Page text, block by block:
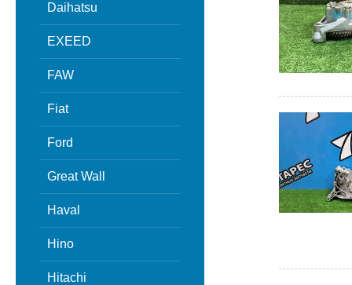
Daihatsu
EXEED
FAW
Fiat
Ford
Great Wall
Haval
Hino
Hitachi